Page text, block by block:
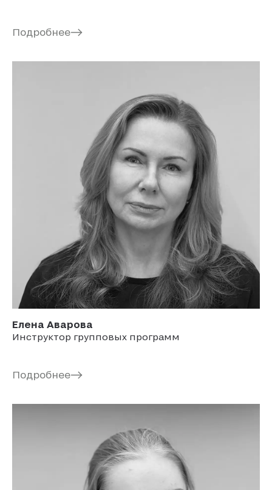
Подробнее
Елена Аварова
Инструктор групповых программ
Подробнее